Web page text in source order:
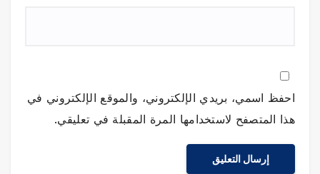
احفظ اسمي، بريدي الإلكتروني، والموقع الإلكتروني في
هذا المتصفح لاستخدامها المرة المقبلة في تعليقي.